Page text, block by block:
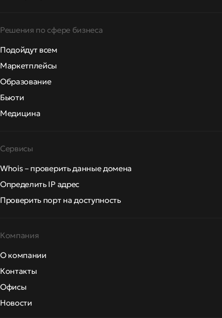
Решения по сфере бизнеса
Подойдут всем
Маркетплейсы
Образование
Бьюти
Медицина
Сервисы
Whois – проверить данные домена
Определить IP адрес
Проверить порт на доступность
Компания
О компании
Контакты
Офисы
Новости